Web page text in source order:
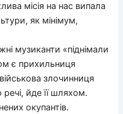
місія на нас випала
як мінімум,
музиканти «піднімали
є прихильниця
злочинниця
йде її шляхом.
окупантів.